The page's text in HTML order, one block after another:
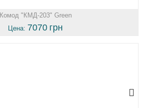
Комод "КМД-203" Green
Цена: 7070 грн